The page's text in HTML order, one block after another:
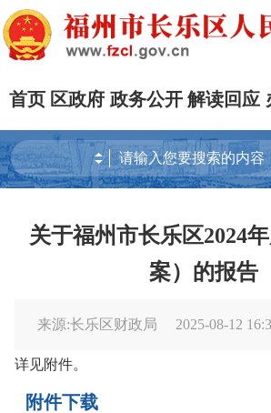
首页 区政府 政务公开 解读回应
关于福州市长乐区2024
案）的报告
来源:长乐区财政局 2025-08-12
详见附件。
附件下载